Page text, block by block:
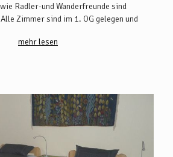
Radler-und Wanderfreunde sind
Zimmer sind im 1. OG gelegen und
zubereiten können.
sich zwei geeignete Räume z.B. für
Seminare (Technik wie Beamer,
vorhanden.
mehr lesen